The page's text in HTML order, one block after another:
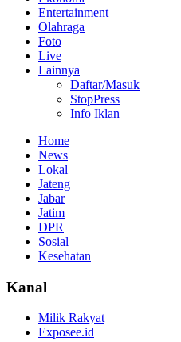
Entertainment
Olahraga
Foto
Live
Lainnya
Daftar/Masuk
StopPress
Info Iklan
Home
News
Lokal
Jateng
Jabar
Jatim
DPR
Sosial
Kesehatan
Kanal
Milik Rakyat
Exposee.id